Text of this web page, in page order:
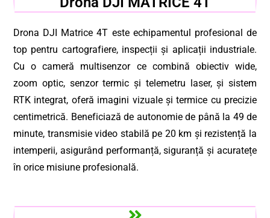
Drona DJI Matrice 4T este echipamentul profesional de
top pentru cartografiere, inspecții și aplicații industriale.
Cu o cameră multisenzor ce combină obiectiv wide,
zoom optic, senzor termic și telemetru laser, și sistem
RTK integrat, oferă imagini vizuale și termice cu precizie
centimetrică. Beneficiază de autonomie de până la 49 de
minute, transmisie video stabilă pe 20 km și rezistență la
intemperii, asigurând performanță, siguranță și acuratețe
în orice misiune profesională.